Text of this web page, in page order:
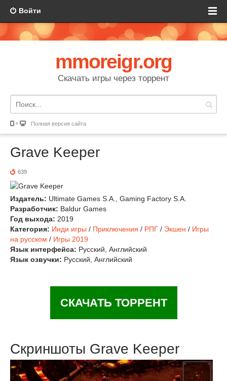
Войти
mmoreigr.org
Скачать игры через торрент
Полная версия сайта
Grave Keeper
639
Издатель: Ultimate Games S.A., Gaming Factory S.A.
Разработчик: Baldur Games
Год выхода: 2019
Категория: Инди игры / Приключения / РПГ / Экшен / Игры
на русском / Игры 2019
Язык интерфейса: Русский, Английский
Язык озвучки: Русский, Английский
СКАЧАТЬ ТОРРЕНТ
Скриншоты Grave Keeper